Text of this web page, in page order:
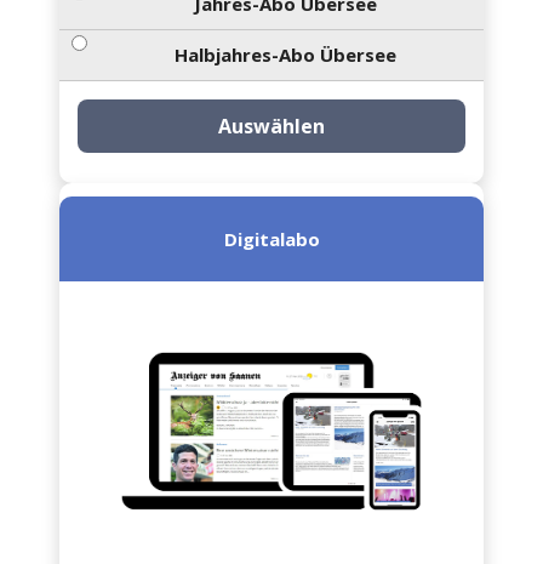
Halbjahres-Abo Übersee
Auswählen
Digitalabo